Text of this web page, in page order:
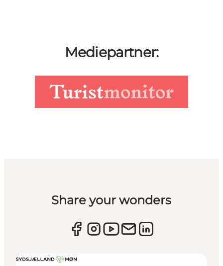
Mediepartner:
Share your wonders